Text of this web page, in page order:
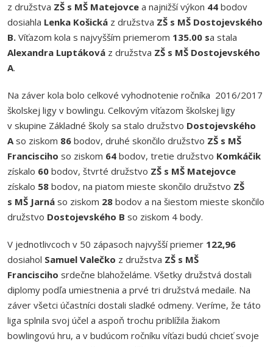
z družstva ZŠ s MŠ Matejovce a najnižší výkon 44 bodov
dosiahla Lenka Košická z družstva ZŠ s MŠ Dostojevského
B. Víťazom kola s najvyšším priemerom 135.00 sa stala
Alexandra Luptáková z družstva ZŠ s MŠ Dostojevského
A.
Na záver kola bolo celkové vyhodnotenie ročníka 2016/2017
školskej ligy v bowlingu. Celkovým víťazom školskej ligy
v skupine Základné školy sa stalo družstvo Dostojevského
Aso ziskom 86 bodov, druhé skončilo družstvo ZŠ s MŠ
Francisciho so ziskom 64 bodov, tretie družstvo Komkáčik
získalo 60 bodov, štvrté družstvo ZŠ s MŠ Matejovce
získalo 58 bodov, na piatom mieste skončilo družstvo ZŠ
s MŠ Jarná so ziskom 28 bodov a na šiestom mieste skončilo
družstvo Dostojevského B so ziskom 4 body.
V jednotlivcoch v 50 zápasoch najvyšší priemer 122,96
dosiahol Samuel Valečko z družstva ZŠ s MŠ
Francisciho srdečne blahoželáme. Všetky družstvá dostali
diplomy podľa umiestnenia a prvé tri družstvá medaile. Na
záver všetci účastníci dostali sladké odmeny. Veríme, že táto
liga splnila svoj účel a aspoň trochu priblížila žiakom
bowlingovú hru, a v budúcom ročníku víťazi budú chcieť svoje